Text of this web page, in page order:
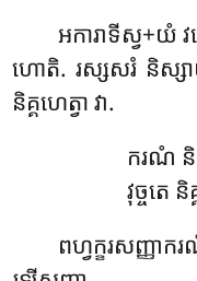
អការាទីស្វ+យំ
ហោតិ. រស្សសរំ និស្ស
និគ្គហេត្វា វា.
ករណំ និ
វុច្ចតេ
ពហ្វក្ខរសញ្ញា